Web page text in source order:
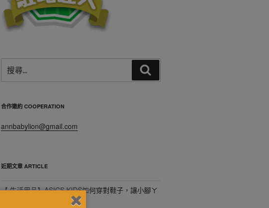
關
字:
尋
合作邀約 COOPERATION
annbabylion@gmail.com
近期文章 ARTICLE
【 生活用品】ASICS KIDS如何穿對鞋子，讓小腳ㄚ